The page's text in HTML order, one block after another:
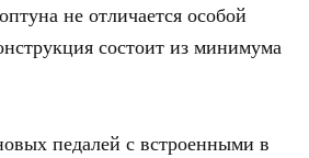
не отличается особой
состоит из минимума
педалей с встроенными в